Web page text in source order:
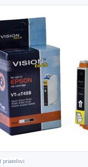
priateľovi